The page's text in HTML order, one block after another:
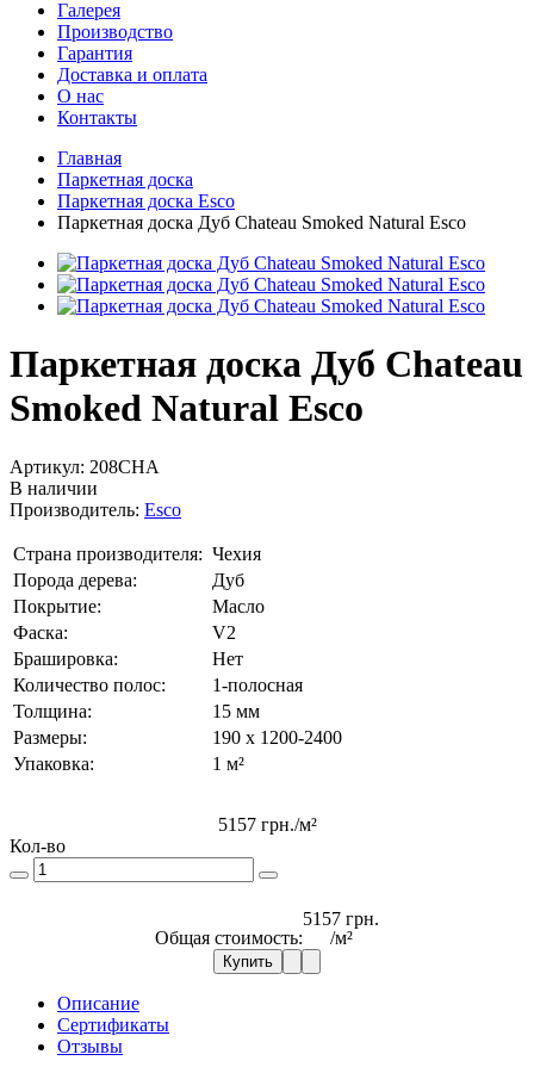
Галерея
Производство
Гарантия
Доставка и оплата
О нас
Контакты
Главная
Паркетная доска
Паркетная доска Esco
Паркетная доска Дуб Chateau Smoked Natural Esco
Паркетная доска Дуб Chateau
Smoked Natural Esco
Артикул: 208CHA
В наличии
Производитель: Esco
Страна производителя: Чехия
Порода дерева:
Дуб
Покрытие:
Масло
Фаска:
V2
Брашировка:
Нет
Количество полос:
1-полосная
Толщина:
15 мм
Размеры:
190 x 1200-2400
Упаковка:
1 м²
5157 грн./м²
Кол-во
Общая стоимость:
5157 грн.
/м²
Купить
Описание
Сертификаты
Отзывы